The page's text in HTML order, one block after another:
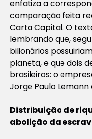
enfatiza a
comparação feita
Carta Capital. O
lembrando que,
bilionários
planeta, e que dois
brasileiros: o
Jorge Paulo
Distribuição de
abolição da